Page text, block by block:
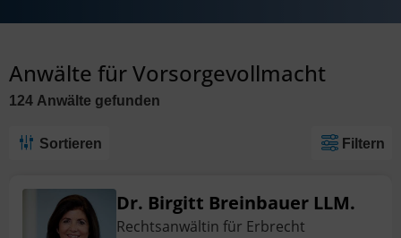
Anwälte für Vorsorgevollmacht
124 Anwälte gefunden
Sortieren Filtern
Dr. Birgitt Breinbauer LLM.
Rechtsanwältin für Erbrecht